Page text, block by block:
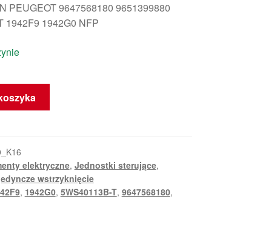
PEUGEOT 9647568180 9651399880
1942F9 1942G0 NFP
elektryczne, Jednostki sterujące,
wstrzyknięcie
, 1942G0, 5WS40113B-T, 9647568180,